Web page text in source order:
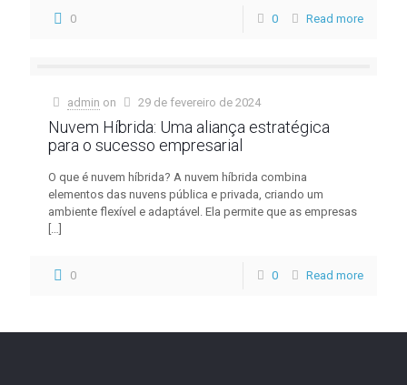
0 0 Read more
admin on 29 de fevereiro de 2024
Nuvem Híbrida: Uma aliança estratégica
para o sucesso empresarial
O que é nuvem híbrida? A nuvem híbrida combina
elementos das nuvens pública e privada, criando um
ambiente flexível e adaptável. Ela permite que as empresas
[…]
0 0 Read more